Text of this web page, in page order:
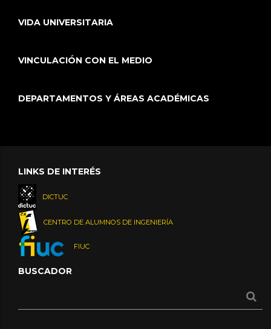
VIDA UNIVERSITARIA
VINCULACIÓN CON EL MEDIO
DEPARTAMENTOS Y ÁREAS ACADÉMICAS
LINKS DE INTERÉS
DICTUC
CENTRO DE ALUMNOS DE INGENIERÍA
FIUC
BUSCADOR